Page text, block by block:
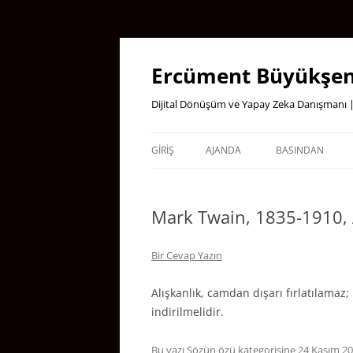
İçeriğe
Ercüment
Dijital Dönüşüm ve Yapay Zeka
GIRIŞ AJANDA BASINDAN
Mark Twain, 1835-1910,
Bir Cevap Yazın
Alışkanlık, camdan dışarı
indirilmelidir.
Bu yazıSözün özü kategorisine24 Kasım